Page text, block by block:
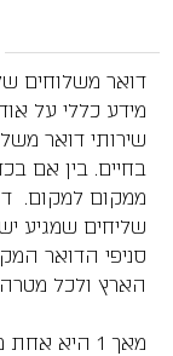
דואר משלוחים של מאך 1, יעילות
מידע כללי על
שירותי דואר
בחיים. בין אם
ממקום למקום.
שליחים שמגיע
הארץ ולכל
מאך 1 היא